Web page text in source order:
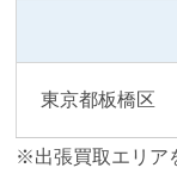
東京都板橋区
※出張買取エリア